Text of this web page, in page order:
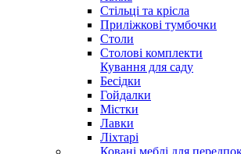
Стільці та крісла
Приліжкові тумбочки
Столи
Столові комплекти
Кування для саду
Бесідки
Гойдалки
Містки
Лавки
Ліхтарі